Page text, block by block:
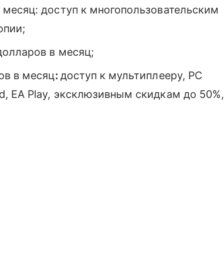
доступ к многопользовательским
в месяц;
в месяц: доступ к мультиплееру, PC
EA Play, эксклюзивным скидкам до 50%,